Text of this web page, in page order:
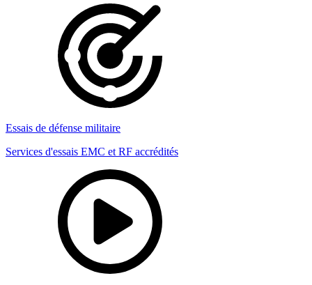
Essais de défense militaire
Services d'essais EMC et RF accrédités